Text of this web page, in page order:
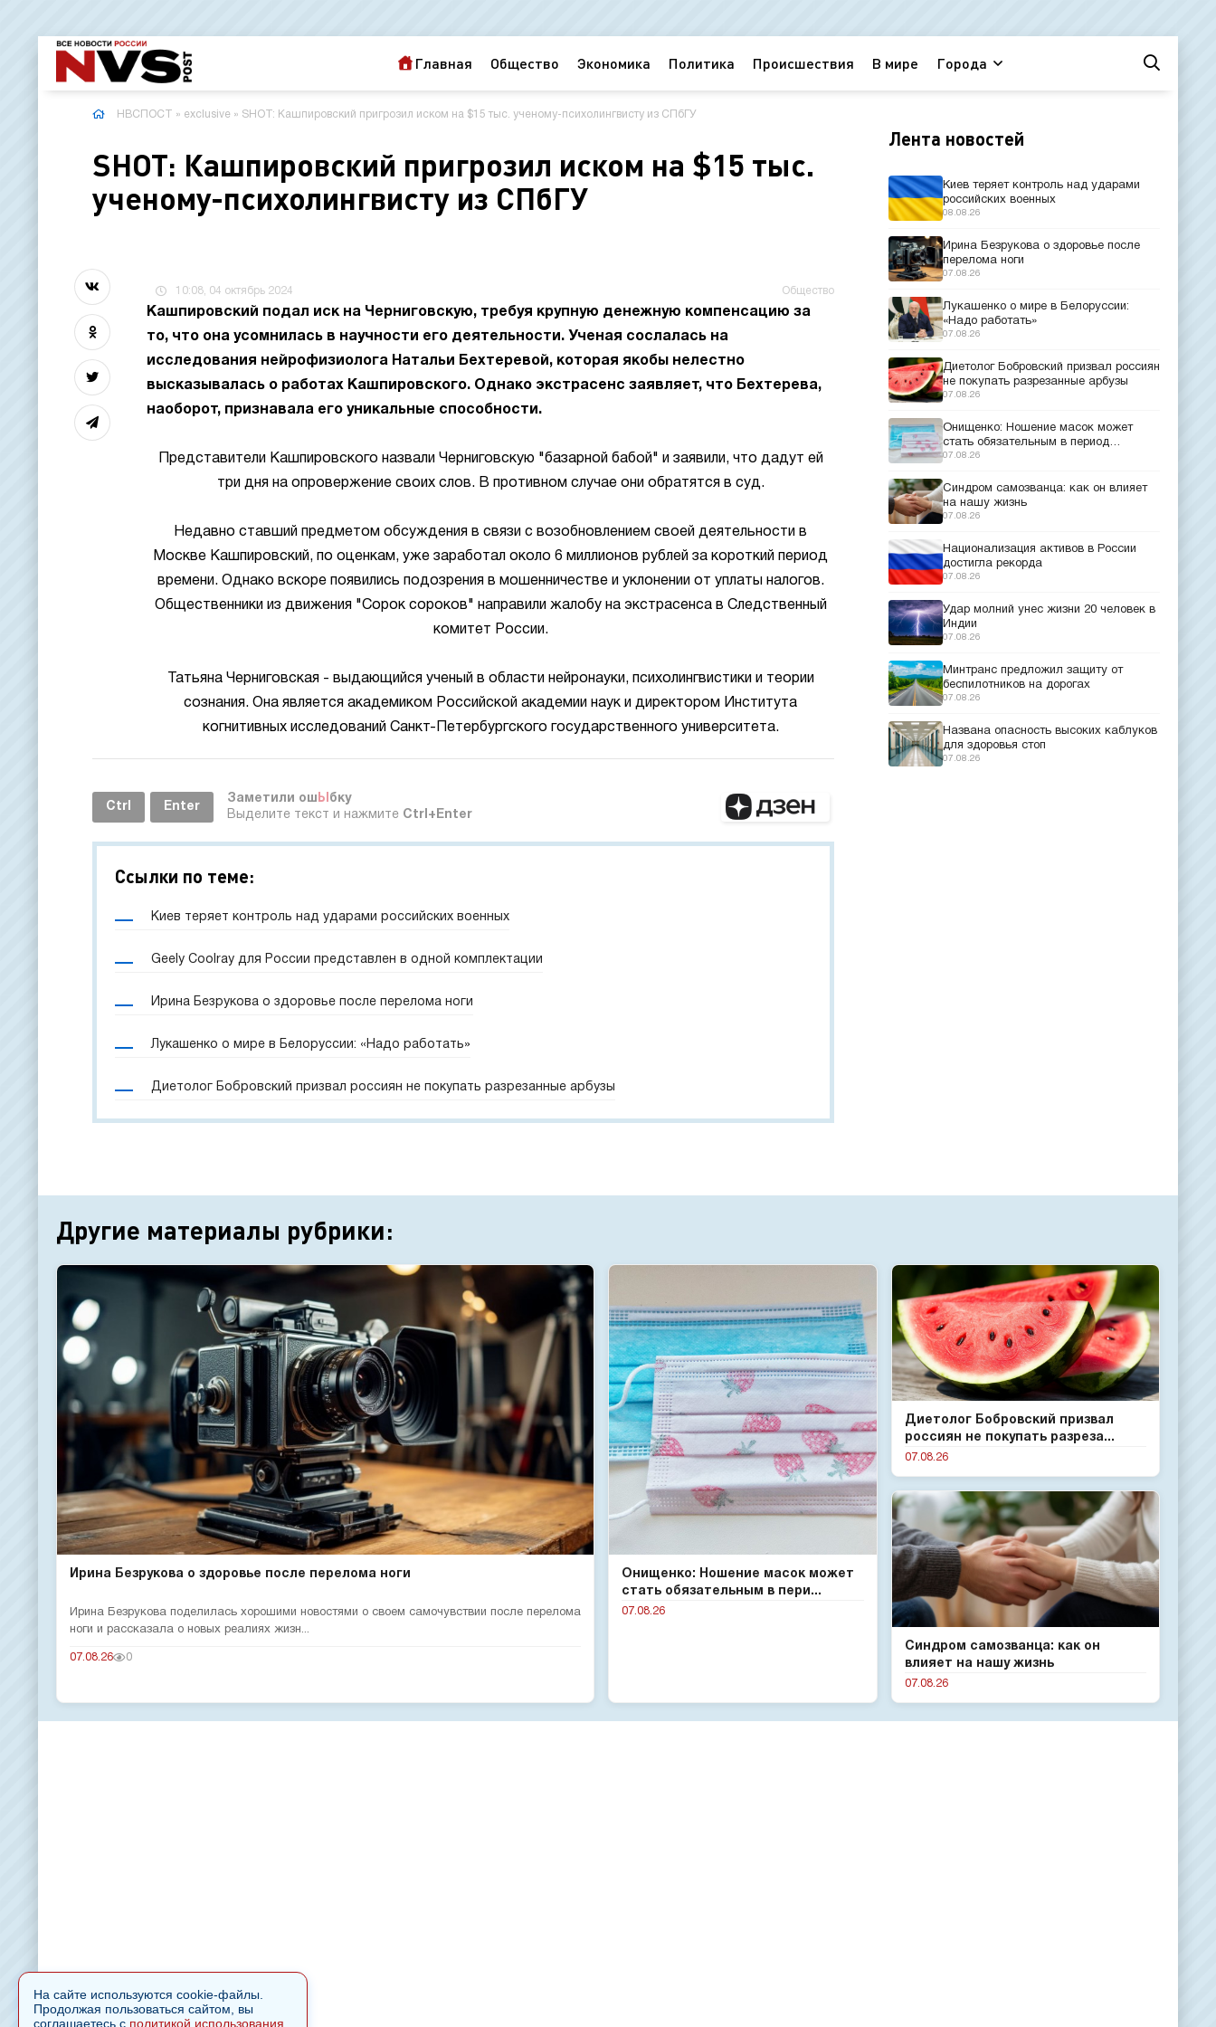
Главная Общество Экономика Политика Происшествия В мире Города
НВСПОСТ » exclusive » SHOT: Кашпировский пригрозил иском на $15 тыс. ученому-психолингвисту из СПбГУ
SHOT: Кашпировский пригрозил иском на $15 тыс.
ученому-психолингвисту из СПбГУ
10:08, 04 октябрь 2024 Общество
Кашпировский подал иск на Черниговскую, требуя крупную денежную компенсацию за
то, что она усомнилась в научности его деятельности. Ученая сослалась на
исследования нейрофизиолога Натальи Бехтеревой, которая якобы нелестно
высказывалась о работах Кашпировского. Однако экстрасенс заявляет, что Бехтерева,
наоборот, признавала его уникальные способности.
Представители Кашпировского назвали Черниговскую "базарной бабой" и заявили, что дадут ей
три дня на опровержение своих слов. В противном случае они обратятся в суд.
Недавно ставший предметом обсуждения в связи с возобновлением своей деятельности в
Москве Кашпировский, по оценкам, уже заработал около 6 миллионов рублей за короткий период
времени. Однако вскоре появились подозрения в мошенничестве и уклонении от уплаты налогов.
Общественники из движения "Сорок сороков" направили жалобу на экстрасенса в Следственный
комитет России.
Татьяна Черниговская - выдающийся ученый в области нейронауки, психолингвистики и теории
сознания. Она является академиком Российской академии наук и директором Института
когнитивных исследований Санкт-Петербургского государственного университета.
Ctrl Enter
Заметили ош Ы бку
Выделите текст и нажмите Ctrl+Enter
Ссылки по теме:
Киев теряет контроль над ударами российских военных
Geely Coolray для России представлен в одной комплектации
Ирина Безрукова о здоровье после перелома ноги
Лукашенко о мире в Белоруссии: «Надо работать»
Диетолог Бобровский призвал россиян не покупать разрезанные арбузы
Лента новостей
Киев теряет контроль над ударами
российских военных
08.08.26
Ирина Безрукова о здоровье после
перелома ноги
07.08.26
Лукашенко о мире в Белоруссии:
«Надо работать»
07.08.26
Диетолог Бобровский призвал россиян
не покупать разрезанные арбузы
07.08.26
Онищенко: Ношение масок может
стать обязательным в период
эпидемий
07.08.26
Синдром самозванца: как он влияет
на нашу жизнь
07.08.26
Национализация активов в России
достигла рекорда
07.08.26
Удар молний унес жизни 20 человек в
Индии
07.08.26
Минтранс предложил защиту от
беспилотников на дорогах
07.08.26
Названа опасность высоких каблуков
для здоровья стоп
07.08.26
Другие материалы рубрики:
Ирина Безрукова о здоровье после перелома ноги
Ирина Безрукова поделилась хорошими новостями о своем самочувствии после перелома
ноги и рассказала о новых реалиях жизн...
07.08.26 0
Диетолог Бобровский призвал
россиян не покупать разреза...
07.08.26
Онищенко: Ношение масок может
стать обязательным в пери...
07.08.26
Синдром самозванца: как он
влияет на нашу жизнь
07.08.26
На сайте используются cookie-файлы.
Продолжая пользоваться сайтом, вы
соглашаетесь с политикой использования